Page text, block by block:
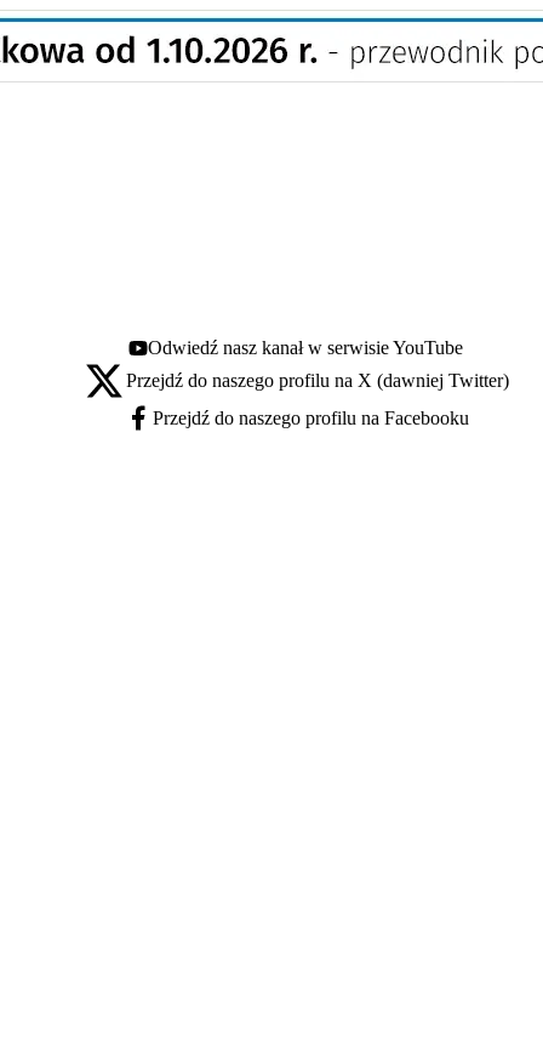
Youtube - otwiera się w nowej karcie
Odwiedź nasz kanał w serwisie YouTube
X - otwiera się w nowej karcie
Przejdź do naszego profilu na X (dawniej Twitter)
Facebook - otwiera się w nowej karcie
Przejdź do naszego profilu na Facebooku